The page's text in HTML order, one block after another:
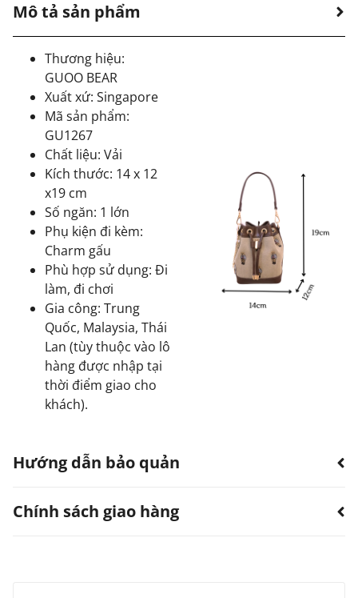
Mô tả sản phẩm
Thương hiệu:
GUOO BEAR
Xuất xứ: Singapore
Mã sản phẩm:
GU1267
Chất liệu: Vải
Kích thước: 14 x 12
x19 cm
Số ngăn: 1 lớn
Phụ kiện đi kèm:
Charm gấu
Phù hợp sử dụng: Đi
làm, đi chơi
Gia công: Trung
Quốc, Malaysia, Thái
Lan (tùy thuộc vào lô
hàng được nhập tại
thời điểm giao cho
khách).
Hướng dẫn bảo quản
Hạn chế sản phẩm bị thấm nước.
Chính sách giao hàng